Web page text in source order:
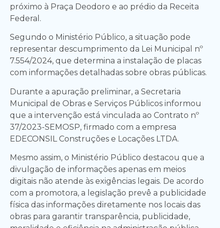
próximo à Praça Deodoro e ao prédio da Receita
Federal.
Segundo o Ministério Público, a situação pode
representar descumprimento da Lei Municipal nº
7.554/2024, que determina a instalação de placas
com informações detalhadas sobre obras públicas.
Durante a apuração preliminar, a Secretaria
Municipal de Obras e Serviços Públicos informou
que a intervenção está vinculada ao Contrato nº
37/2023-SEMOSP, firmado com a empresa
EDECONSIL Construções e Locações LTDA.
Mesmo assim, o Ministério Público destacou que a
divulgação de informações apenas em meios
digitais não atende às exigências legais. De acordo
com a promotora, a legislação prevê a publicidade
física das informações diretamente nos locais das
obras para garantir transparência, publicidade,